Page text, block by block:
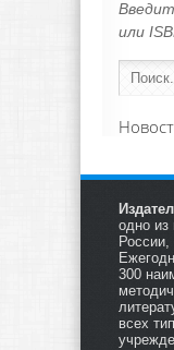
или
одно из
России,
300
всех